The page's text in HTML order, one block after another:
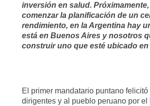
inversión en salud.
comenzar la planificación de un
rendimiento, en la Argentina hay
está en Buenos Aires y nosotros
construir uno que esté ubicado en
El primer mandatario puntano felicitó
dirigentes y al pueblo peruano por el